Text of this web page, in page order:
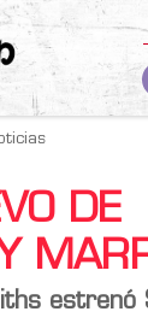
DE
estrenó